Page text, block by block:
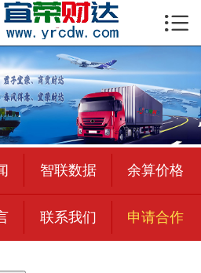
 首页
公司简介
物流新闻
绍兴至全国
合作加盟
宜荣智联

智联数据 余算价格
联系我们 申请合作